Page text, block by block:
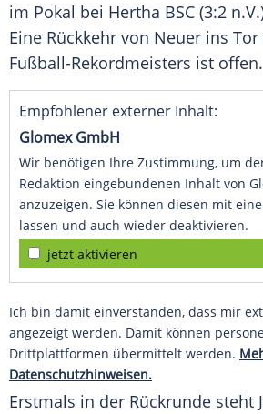
im Pokal bei Hertha BSC (3:2
Eine Rückkehr von Neuer ins
Fußball-Rekordmeisters ist offen.
Empfohlener externer Inhalt:
Glomex GmbH
Wir benötigen Ihre Zustimmung, um
Redaktion eingebundenen Inhalt von
anzuzeigen. Sie können diesen mit
lassen und auch wieder deaktivieren.
jetzt aktivieren
Ich bin damit einverstanden, dass mir
angezeigt werden. Damit können
Drittplattformen übermittelt werden.
Datenschutzhinweisen.
Erstmals in der Rückrunde steht